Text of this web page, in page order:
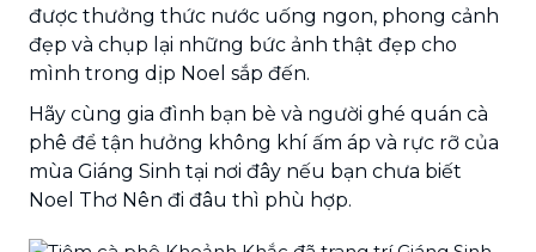
được thưởng thức nước uống ngon, phong cảnh
đẹp và chụp lại những bức ảnh thật đẹp cho
mình trong dịp Noel sắp đến.
Hãy cùng gia đình bạn bè và người ghé quán cà
phê để tận hưởng không khí ấm áp và rực rỡ của
mùa Giáng Sinh tại nơi đây nếu bạn chưa biết
Noel Thơ Nên đi đâu thì phù hợp.